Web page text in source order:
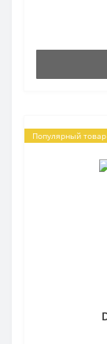
Популярный товар